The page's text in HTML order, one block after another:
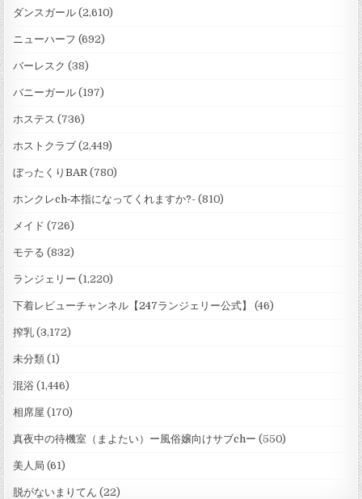
ダンスガール (2,610)
ニューハーフ (692)
バーレスク (38)
バニーガール (197)
ホステス (736)
ホストクラブ (2,449)
ぼったくりBAR (780)
ホンクレch‐本指になってくれますか?- (810)
メイド (726)
モテる (832)
ランジェリー (1,220)
下着レビューチャンネル【247ランジェリー公式】 (46)
搾乳 (3,172)
未分類 (1)
混浴 (1,446)
相席屋 (170)
真夜中の待機室（まよたい）ー風俗嬢向けサブchー (550)
美人局 (61)
脱がないまりてん (22)